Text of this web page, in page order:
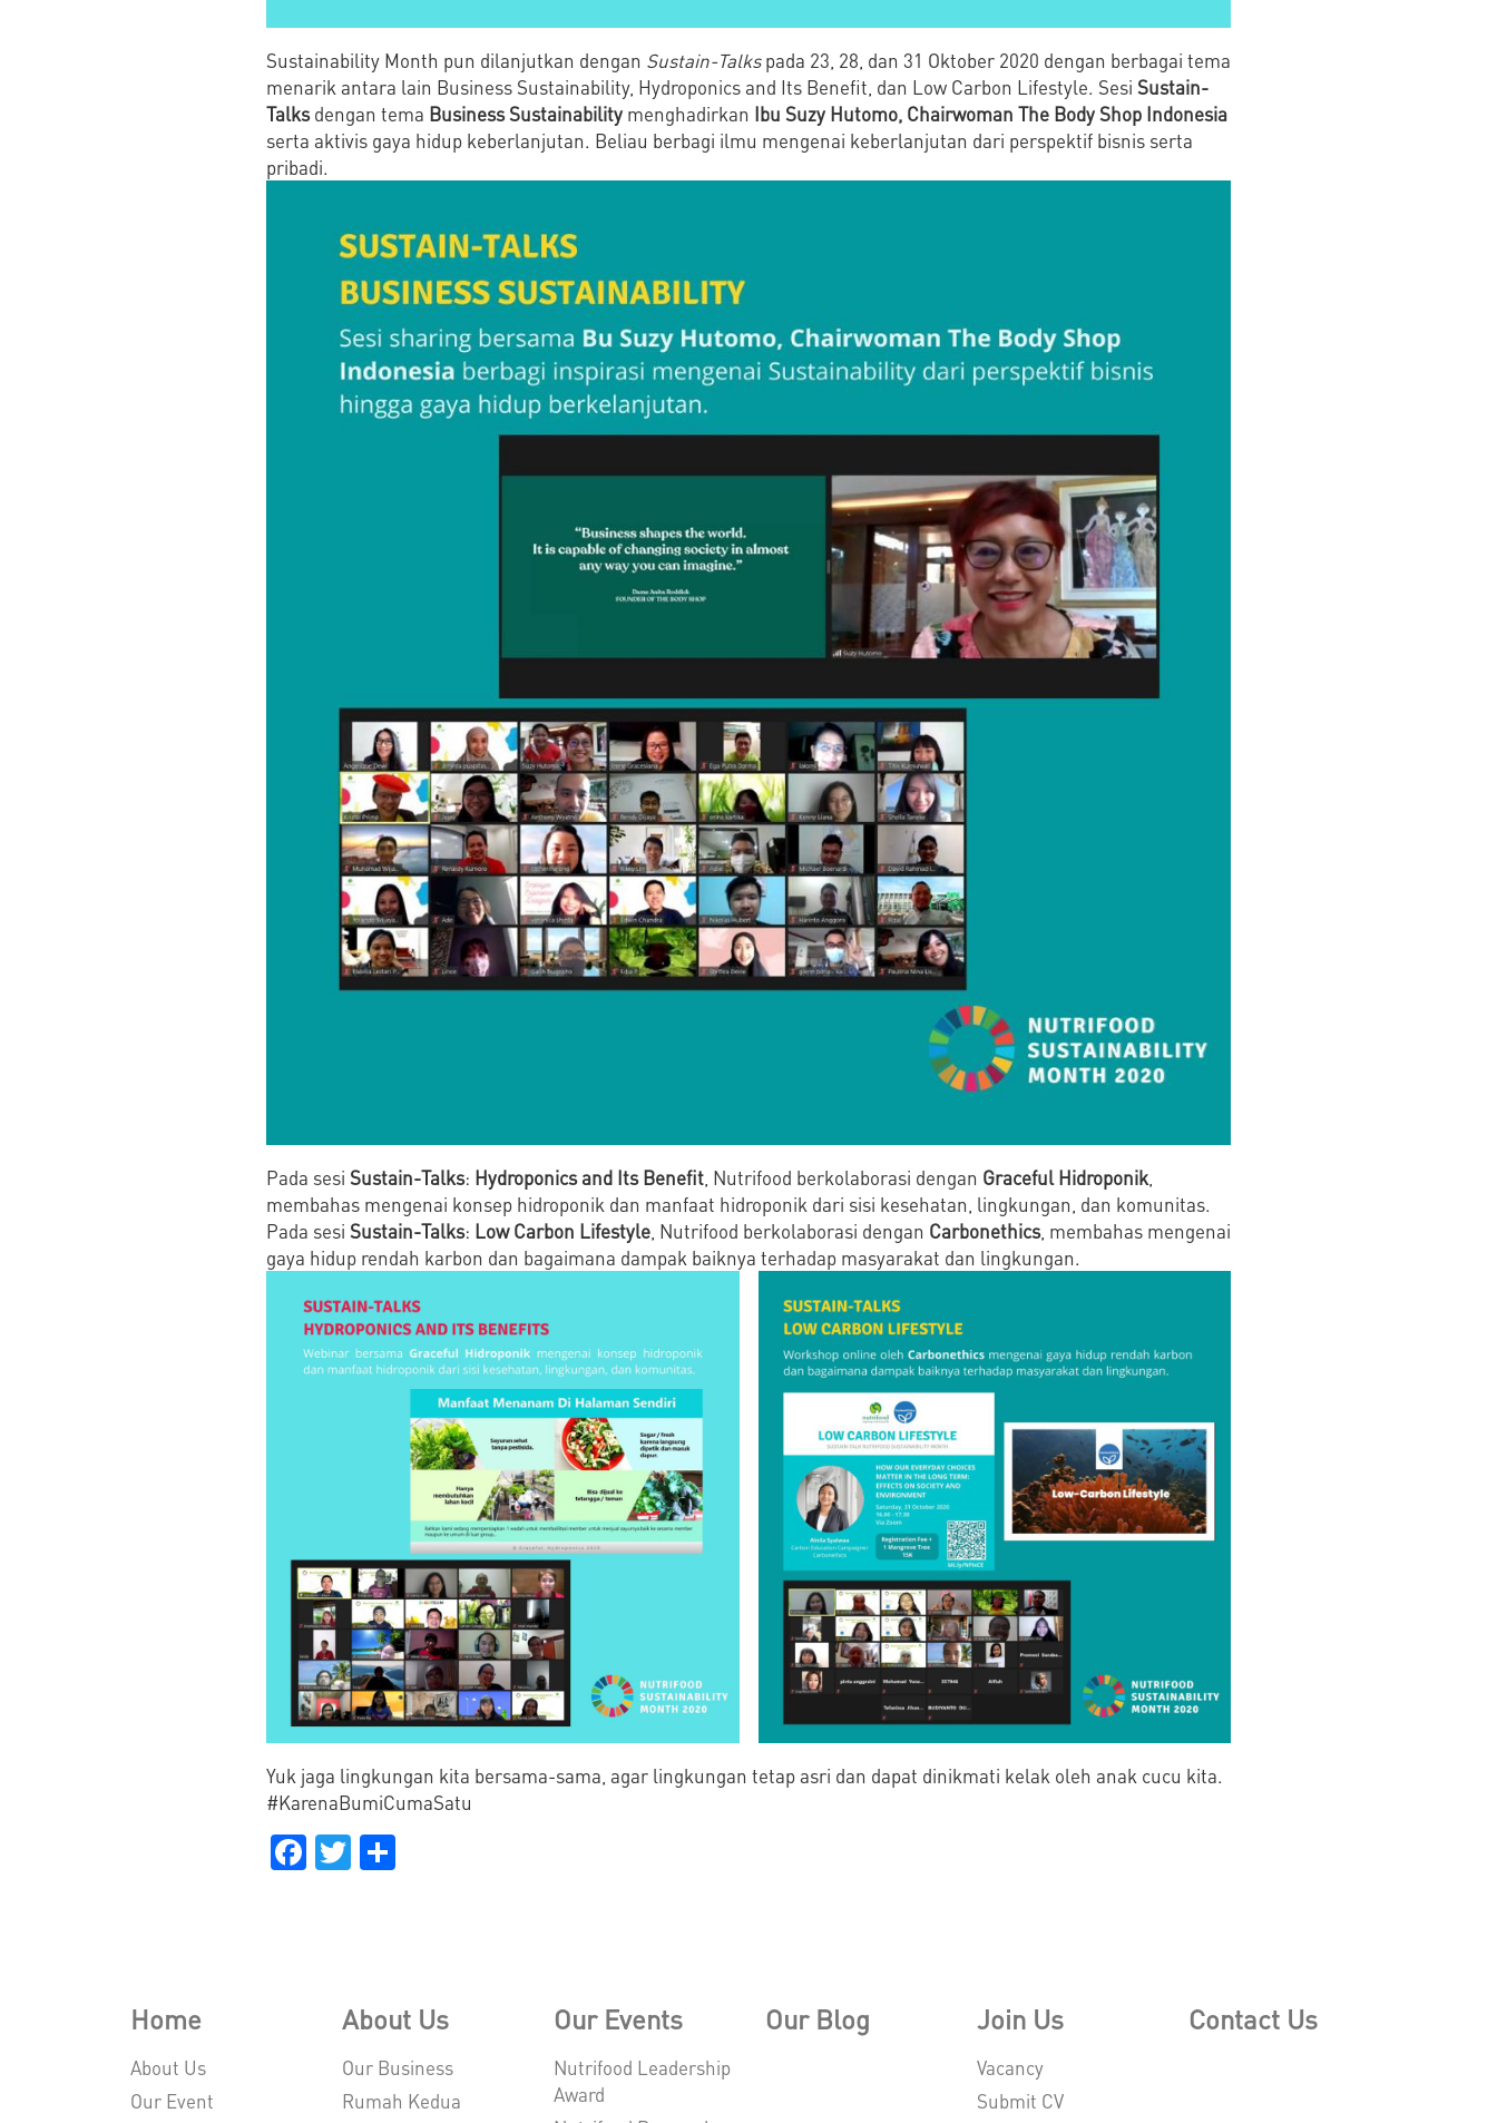
Sustainability Month pun dilanjutkan dengan Sustain-Talkspada 23, 28, dan 31 Oktober 2020 dengan berbagai tema
menarik antara lain Business Sustainability, Hydroponics and Its Benefit, dan Low Carbon Lifestyle. Sesi Sustain-
Talksdengan tema Business Sustainability menghadirkan Ibu Suzy Hutomo, Chairwoman The Body Shop Indonesia
serta aktivis gaya hidup keberlanjutan. Beliau berbagi ilmu mengenai keberlanjutan dari perspektif bisnis serta
pribadi.
Pada sesi Sustain-Talks: Hydroponics and Its Benefit , Nutrifood berkolaborasi dengan Graceful Hidroponik
membahas mengenai konsep hidroponik dan manfaat hidroponik dari sisi kesehatan, lingkungan, dan komunitas.
Pada sesi Sustain-Talks: Low Carbon Lifestyle , Nutrifood berkolaborasi dengan Carbonethics, membahas mengenai
gaya hidup rendah karbon dan bagaimana dampak baiknya terhadap masyarakat dan lingkungan.
Yuk jaga lingkungan kita bersama-sama, agar lingkungan tetap asri dan dapat dinikmati kelak oleh anak cucu kita.
#KarenaBumiCumaSatu
Facebook
Twitter
Home
About Us
Our Event
About Us
Our Business
Rumah Kedua
Our Events
Nutrifood Leadership
Award
Our Blog Join Us
Vacancy
Submit CV
Contact Us